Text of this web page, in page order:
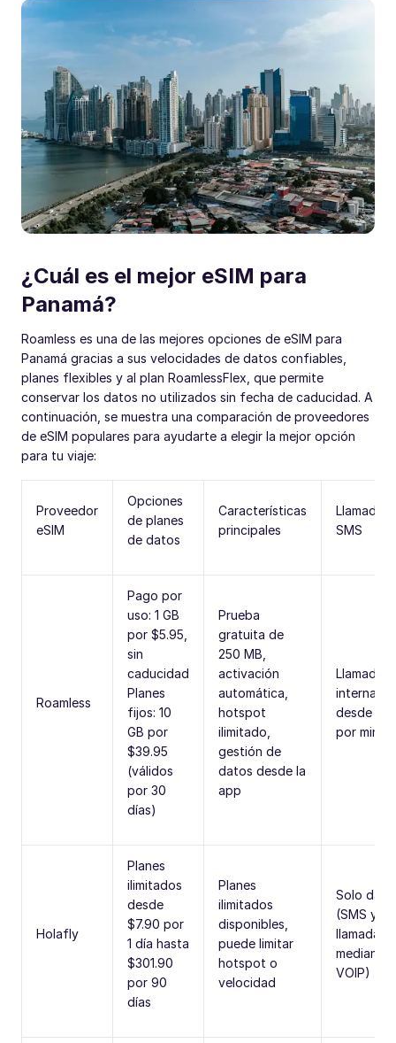
¿Cuál es el mejor eSIM para
Panamá?
Roamless es una de las mejores opciones de eSIM para
Panamá gracias a sus velocidades de datos confiables,
planes flexibles y al plan RoamlessFlex, que permite
conservar los datos no utilizados sin fecha de caducidad. A
continuación, se muestra una comparación de proveedores
de eSIM populares para ayudarte a elegir la mejor opción
para tu viaje:
Proveedor
eSIM
Opciones
de planes
de datos
Características
principales
Llamadas
SMS
Roamless
Pago por
uso: 1 GB
por $5.95,
sin
caducidad
Planes
fijos: 10
GB por
$39.95
(válidos
por 30
días)
Prueba
gratuita de
250 MB,
activación
automática,
hotspot
ilimitado,
gestión de
datos desde la
app
Llamadas
desde
por
Holafly
Planes
ilimitados
desde
$7.90 por
1 día hasta
$301.90
por 90
días
Planes
ilimitados
disponibles,
puede limitar
hotspot o
velocidad
Solo
(SMS y
llamadas
mediante
VOIP)